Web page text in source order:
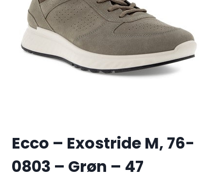
Ecco – Exostride M, 76-
0803 – Grøn – 47